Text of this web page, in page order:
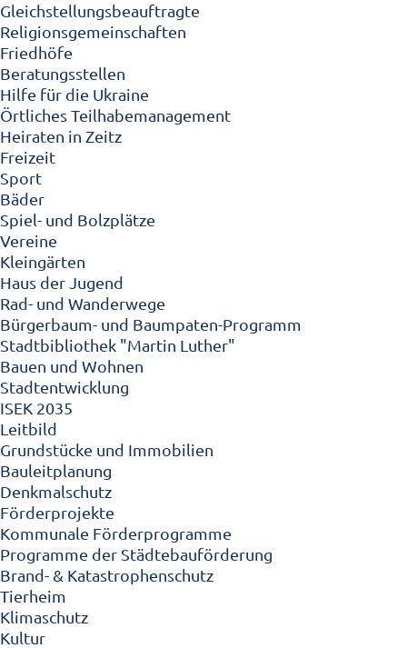
Gleichstellungsbeauftragte
Religionsgemeinschaften
Friedhöfe
Beratungsstellen
Hilfe für die Ukraine
Örtliches Teilhabemanagement
Heiraten in Zeitz
Freizeit
Sport
Bäder
Spiel- und Bolzplätze
Vereine
Kleingärten
Haus der Jugend
Rad- und Wanderwege
Bürgerbaum- und Baumpaten-Programm
Stadtbibliothek "Martin Luther"
Bauen und Wohnen
Stadtentwicklung
ISEK 2035
Leitbild
Grundstücke und Immobilien
Bauleitplanung
Denkmalschutz
Förderprojekte
Kommunale Förderprogramme
Programme der Städtebauförderung
Brand- & Katastrophenschutz
Tierheim
Klimaschutz
Kultur